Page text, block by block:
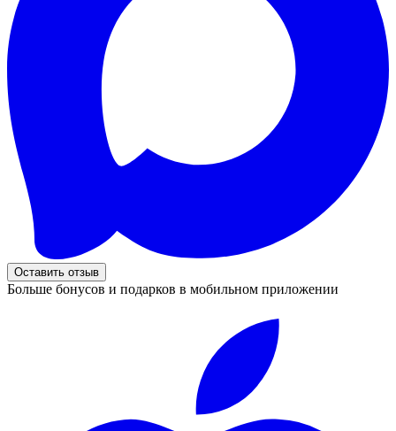
Оставить отзыв
Больше бонусов и подарков в мобильном приложении